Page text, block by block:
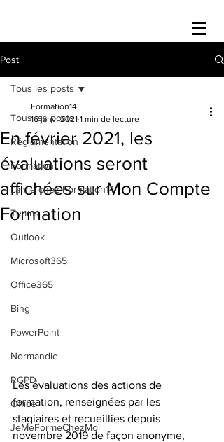
Post
Tous les posts
Réglementation
Formation
La vie chez Formation14
Teams
Outlook
Microsoft365
Office365
Bing
PowerPoint
Normandie
RGPD
Office
JeMeFormeChezMoi
Tous les posts
En février 2021, les
évaluations seront
affichées sur Mon Compte
Formation
Formation14
16 janv. 2021 1 min de lecture
Les évaluations des actions de
formation, renseignées par les
stagiaires et recueillies depuis
novembre 2019 de façon anonyme,